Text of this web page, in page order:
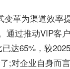
变革为渠道效率
通过推动VIP客
达65%，较
;对企业自身而